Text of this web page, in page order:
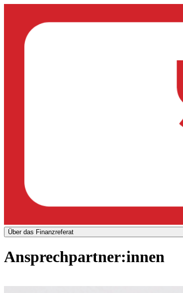
Über das Finanzreferat
Ansprechpartner:innen